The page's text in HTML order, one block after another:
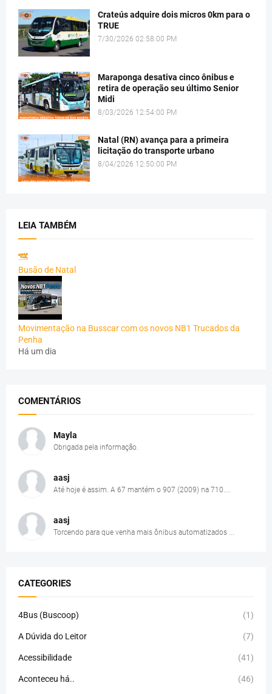
Crateús adquire dois micros 0km para o
TRUE
7/30/2026 02:58:00 PM
Maraponga desativa cinco ônibus e
retira de operação seu último Senior
Midi
8/03/2026 12:54:00 PM
Natal (RN) avança para a primeira
licitação do transporte urbano
8/04/2026 12:50:00 PM
LEIA TAMBÉM
Busão de Natal
Movimentação na Busscar com os novos NB1 Trucados da
Penha
Há um dia
COMENTÁRIOS
Mayla
Obrigada pela informação.
aasj
Até hoje é assim. A 67 mantém o 907 (2009) na 710....
aasj
Torcendo para que venha mais ônibus automatizados ...
CATEGORIES
4Bus (Buscoop) (1)
A Dúvida do Leitor (7)
Acessibilidade (41)
Aconteceu há.. (46)